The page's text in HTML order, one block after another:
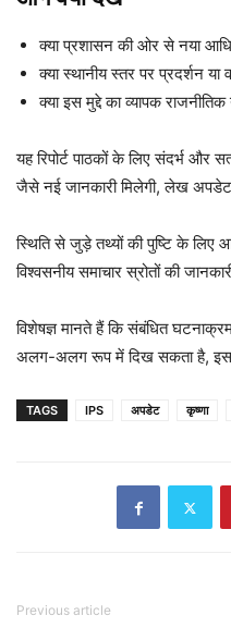
क्या प्रशासन की ओर से नया
क्या स्थानीय स्तर पर प्रदर्शन या
क्या इस मुद्दे का व्यापक
यह रिपोर्ट पाठकों के लिए संदर्भ और
जैसे नई जानकारी मिलेगी, लेख अपडेट
स्थिति से जुड़े तथ्यों की पुष्टि के लिए
विश्वसनीय समाचार स्रोतों की
विशेषज्ञ मानते हैं कि संबंधित
अलग-अलग रूप में दिख सकता है,
TAGS IPS अपडेट कृष्णा
Previous article